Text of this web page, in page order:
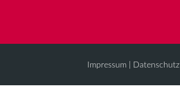
Impressum| Datenschutz